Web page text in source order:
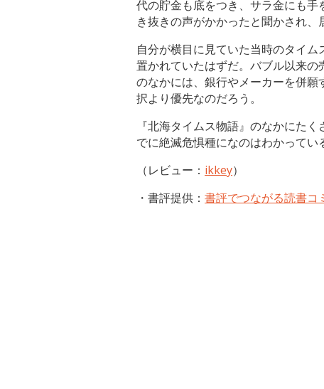
代の貯金も底をつき、サラ金にも
き抜きの声がかかったと聞かされ、
自分が横目に見ていた当時のタイ
置かれていたはずだ。バブル以来
のなかには、銀行やメーカーを併
択より優先なのだろう。
『北海タイムス物語』のなかにた
でに絶滅危惧種になのはわかってい
（レビュー： ikkey）
・書評提供： 書評でつながる読書コ